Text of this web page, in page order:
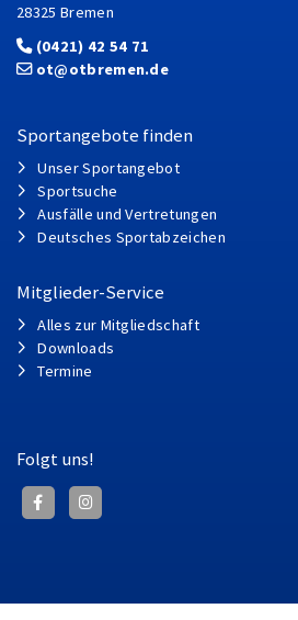
28325 Bremen
(0421) 42 54 71
ot@otbremen.de
Sportangebote finden
Unser Sportangebot
Sportsuche
Ausfälle und Vertretungen
Deutsches Sportabzeichen
Mitglieder-Service
Alles zur Mitgliedschaft
Downloads
Termine
Folgt uns!